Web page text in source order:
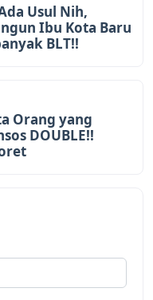
Usul Nih,
Ibu Kota Baru
BLT!!
Orang yang
DOUBLE!!